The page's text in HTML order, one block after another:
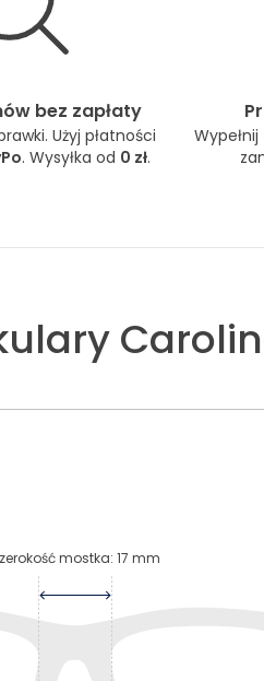
bez zapłaty
Użyj płatności
. Wysyłka od 0 zł.
mostka: 17 mm